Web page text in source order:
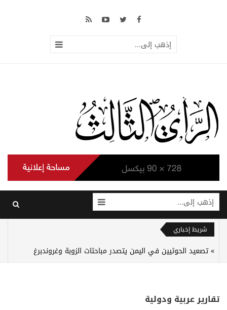
إذهب إلى...
إذهب إلى...
شريط إخباري
تصعيد الحوثيين في اليمن يتصدر مباحثات الزوبة وغروندبرغ
تقارير عربية ودولية